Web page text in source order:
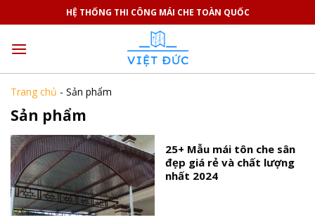
to
content
HỆ THỐNG THI CÔNG MÁI CHE TOÀN QUỐC
Trang chủ - Sản phẩm
Sản phẩm
25+ Mẫu mái tôn che sân
đẹp giá rẻ và chất lượng
nhất 2024